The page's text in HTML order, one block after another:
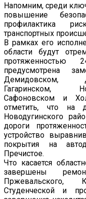
Напомним, среди
повышение
профилактика
транспортных
В рамках его
области будут
протяженностью
предусмотрена
Демидовском,
Гагаринском,
Сафоновском и
отметить, что на
Новодугинского
дороги
устройство
покрытия на
Пречистое.
Что касается
завершены
Пржевальского,
Студенческой и